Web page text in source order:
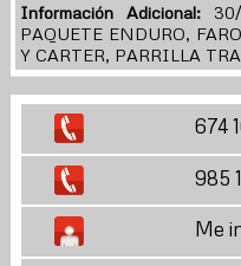
Información Adicional:
PAQUETE ENDURO,
Y CARTER, PARRILLA
674
985
Me